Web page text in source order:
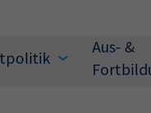
Aus- &